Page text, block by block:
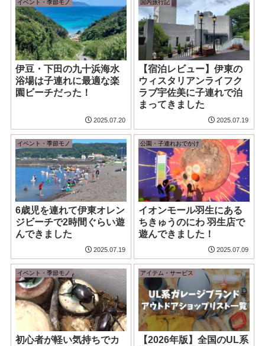
イベント・季節モノ
伊豆・下田の九十浜海水
浴場は子連れに最適な楽
園ビーチだった！
2025.07.20
国内旅行記
【宿泊レビュー】伊東の
ウィスタリアンライフク
ラブ宇佐美に子連れで泊
まってきました
2025.07.19
イベント・季節モノ
6歳児を連れて伊東オレン
ジビーチで2時間ぐらい遊
んできました
2025.07.19
公園・子連れおでかけ
イオンモール羽生にある
ちきゅうのにわ 羽生店で
遊んできました！
2025.07.09
イベント・季節モノ
初心者が軽い気持ちでカ
アイテム・サービス
【2026年版】全国のUL系